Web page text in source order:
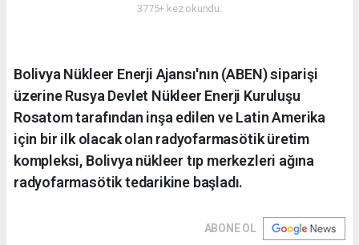
3775+ kez okundu.
Bolivya Nükleer Enerji Ajansı'nın (ABEN) siparişi
üzerine Rusya Devlet Nükleer Enerji Kuruluşu
Rosatom tarafından inşa edilen ve Latin Amerika
için bir ilk olacak olan radyofarmasötik üretim
kompleksi, Bolivya nükleer tıp merkezleri ağına
radyofarmasötik tedarikine başladı.
ABONE OL